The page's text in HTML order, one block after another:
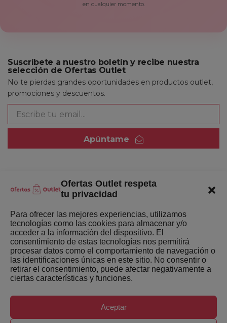
Ofertas Outlet respeta
tu privacidad
Para ofrecer las mejores experiencias, utilizamos
tecnologías como las cookies para almacenar y/o
acceder a la información del dispositivo. El
consentimiento de estas tecnologías nos permitirá
procesar datos como el comportamiento de navegación o
las identificaciones únicas en este sitio. No consentir o
retirar el consentimiento, puede afectar negativamente a
ciertas características y funciones.
Aceptar
en cualquier momento.
Suscríbete a nuestro boletín y recibe nuestra
selección de Ofertas Outlet
No te pierdas grandes oportunidades en productos outlet,
promociones y descuentos.
Apúntame
Quienes somos
Últimas Novedades
Mejores ofertas de la semana